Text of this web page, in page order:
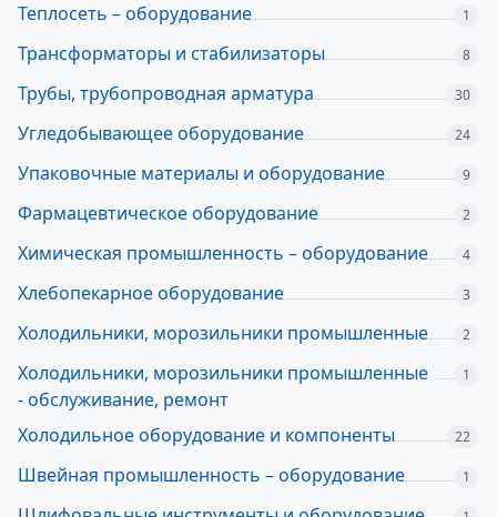
Теплосеть – оборудование 1
Трансформаторы и стабилизаторы 8
Трубы, трубопроводная арматура 30
Угледобывающее оборудование 24
Упаковочные материалы и оборудование 9
Фармацевтическое оборудование 2
Химическая промышленность – оборудование 4
Хлебопекарное оборудование 3
Холодильники, морозильники промышленные 2
Холодильники, морозильники промышленные
- обслуживание, ремонт
1
Холодильное оборудование и компоненты 22
Швейная промышленность – оборудование 1